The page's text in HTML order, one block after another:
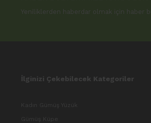
Yeniliklerden haberdar olmak için haber
İlginizi Çekebilecek Kategoriler
Kadın Gümüş Yüzük
Gümüş Küpe